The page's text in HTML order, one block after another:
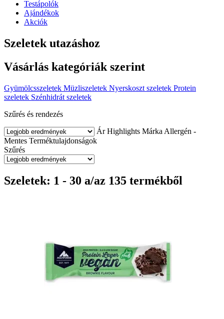
Testápolók
Ajándékok
Akciók
Szeletek utazáshoz
Vásárlás kategóriák szerint
Gyümölcsszeletek Müzliszeletek Nyerskoszt szeletek Protein
szeletek Szénhidrát szeletek
Szűrés és rendezés
Ár Highlights Márka Allergén -
Mentes Terméktulajdonságok
Szűrés
Szeletek: 1 - 30 a/az 135 termékből